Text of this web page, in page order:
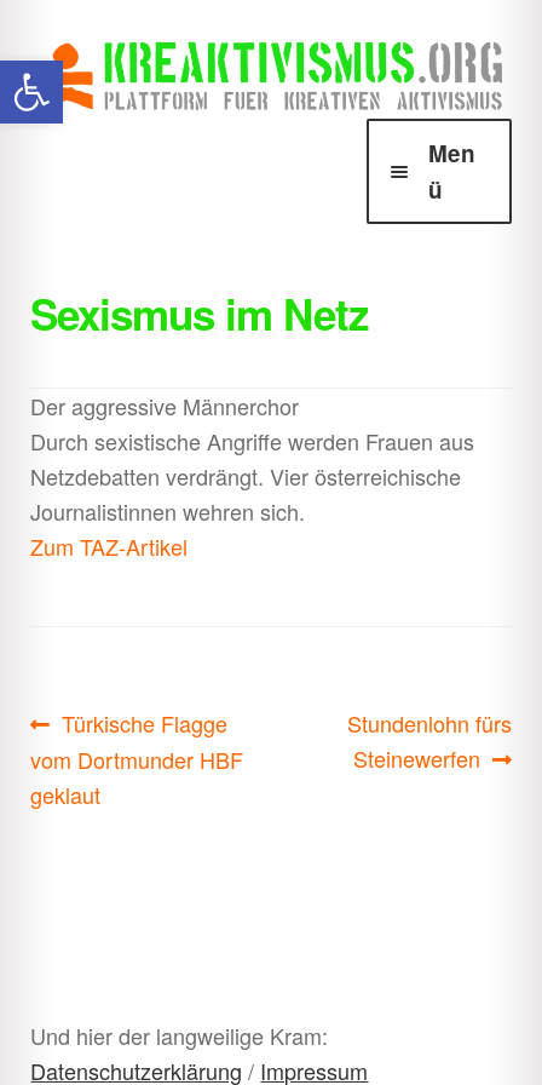
Werkzeugleiste öffnen Zur
Navigation
springen
Zum
Inhalt
springen
Men
ü
Howtos
Downloads
öffnen
Shop
Sexismus im Netz
Der aggressive Männerchor
Durch sexistische Angriffe werden Frauen aus
Netzdebatten verdrängt. Vier österreichische
Journalistinnen wehren sich.
Zum TAZ-Artikel
Beitragsnavigation
Vorheriger
Beitrag:
Türkische Flagge
vom Dortmunder HBF
geklaut
Nächster
Beitrag:
Stundenlohn fürs
Steinewerfen
Und hier der langweilige Kram:
Datenschutzerklärung / Impressum